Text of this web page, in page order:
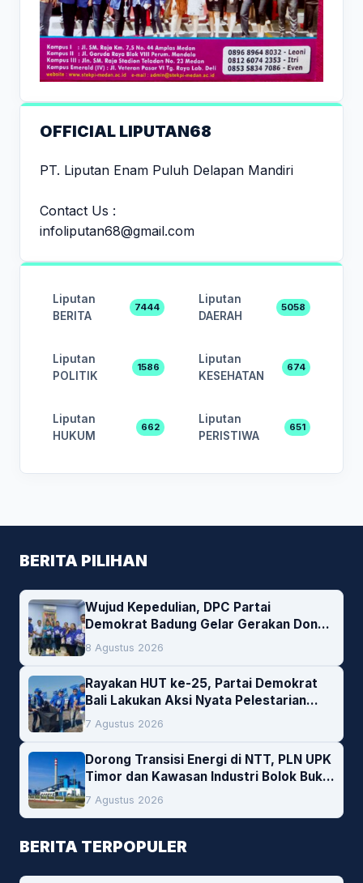
OFFICIAL LIPUTAN68
PT. Liputan Enam Puluh Delapan Mandiri
Contact Us :
infoliputan68@gmail.com
Liputan
BERITA
7444
Liputan
DAERAH
5058
Liputan
POLITIK
1586
Liputan
KESEHATAN
674
Liputan
HUKUM
662
Liputan
PERISTIWA
651
BERITA PILIHAN
Wujud Kepedulian, DPC Partai
Demokrat Badung Gelar Gerakan Donor
Darah
8 Agustus 2026
Rayakan HUT ke-25, Partai Demokrat
Bali Lakukan Aksi Nyata Pelestarian
Lingkungan
7 Agustus 2026
Dorong Transisi Energi di NTT, PLN UPK
Timor dan Kawasan Industri Bolok Buka
Peluang Investasi Woodchip untuk
Cofiring PLTU Bolok
7 Agustus 2026
BERITA TERPOPULER